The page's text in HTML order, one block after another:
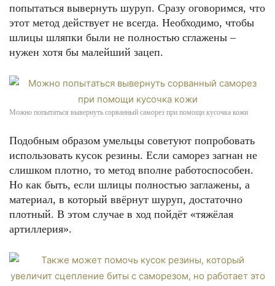
попытаться вывернуть шуруп. Сразу оговоримся, что
этот метод действует не всегда. Необходимо, чтобы
шлицы шляпки были не полностью сглажены –
нужен хотя бы малейший зацеп.
Можно попытаться вывернуть сорванный саморез при помощи кусочка кожи
Подобным образом умельцы советуют попробовать
использовать кусок резины. Если саморез загнан не
слишком плотно, то метод вполне работоспособен.
Но как быть, если шлицы полностью заглажены, а
материал, в который ввёрнут шуруп, достаточно
плотный. В этом случае в ход пойдёт «тяжёлая
артиллерия».